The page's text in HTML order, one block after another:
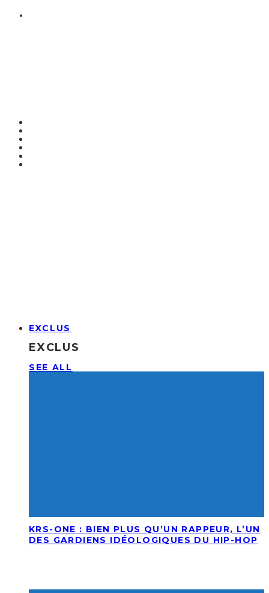
EXCLUS
EXCLUS
SEE ALL
KRS-ONE : BIEN PLUS QU’UN RAPPEUR, L’UN
DES GARDIENS IDÉOLOGIQUES DU HIP-HOP